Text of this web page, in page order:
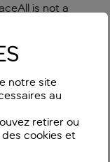
is not a
notre site
au
retirer ou
cookies et